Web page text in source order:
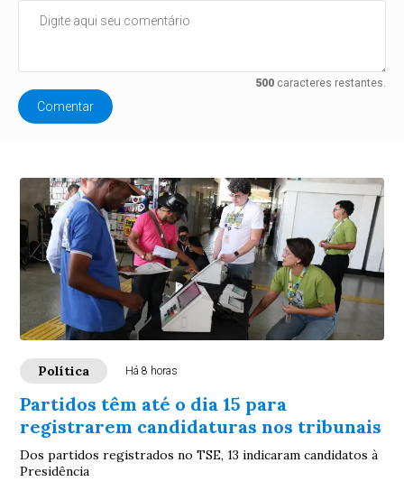
500caracteres restantes.
Comentar
Política Há 8 horas
Partidos têm até o dia 15 para
registrarem candidaturas nos tribunais
Dos partidos registrados no TSE, 13 indicaram candidatos à
Presidência